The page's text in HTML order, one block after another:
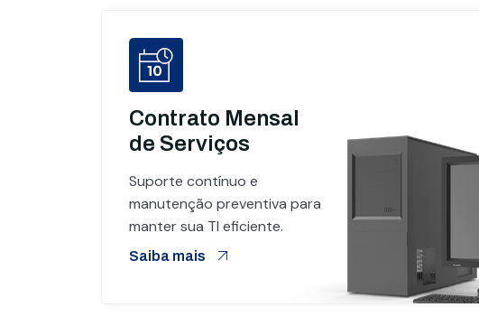
Contrato Mensal
de Serviços
Suporte contínuo e
manutenção preventiva para
manter sua TI eficiente.
Saiba mais